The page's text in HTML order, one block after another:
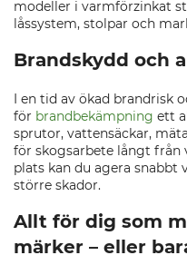
modeller i varmförzinkat
låssystem, stolpar och
Brandskydd och
I en tid av ökad brandrisk
för brandbekämpning ett
sprutor, vattensäckar,
för skogsarbete långt från
plats kan du agera snabbt
större skador.
Allt för dig som
märker – eller